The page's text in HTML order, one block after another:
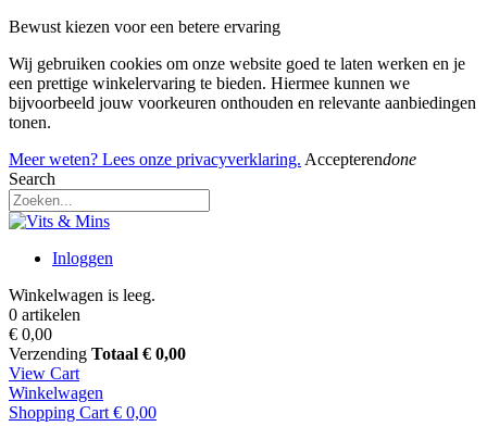
Bewust kiezen voor een betere ervaring
Wij gebruiken cookies om onze website goed te laten werken en je
een prettige winkelervaring te bieden. Hiermee kunnen we
bijvoorbeeld jouw voorkeuren onthouden en relevante aanbiedingen
tonen.
Meer weten? Lees onze privacyverklaring. Accepterendone
Search
Inloggen
Winkelwagen is leeg.
0 artikelen
€ 0,00
Verzending Totaal € 0,00
View Cart
Winkelwagen
Shopping Cart € 0,00